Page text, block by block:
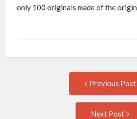
only 100 originals made of the origin
navigation
Previous Post
Next Post